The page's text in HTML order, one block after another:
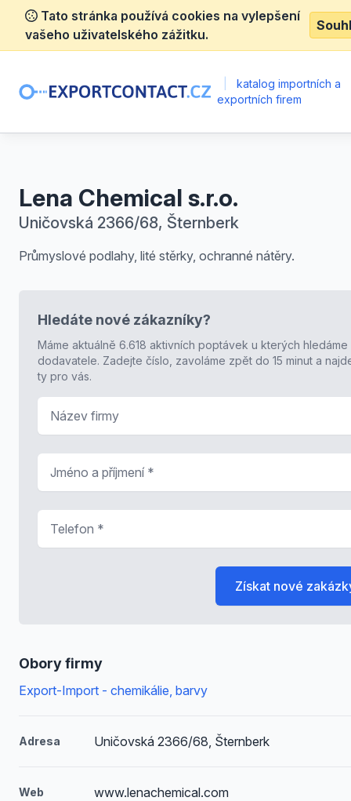
Tato stránka používá cookies na vylepšení
vašeho uživatelského zážitku.
katalog importních a
exportních firem
Lena Chemical s.r.o.
Uničovská 2366/68, Šternberk
Průmyslové podlahy, lité stěrky, ochranné nátěry.
Obory firmy
Export-Import - chemikálie, barvy
Adresa Uničovská 2366/68, Šternberk
Web www.lenachemical.com
Hledáte nové zákazníky?
Máme aktuálně 6.618 aktivních poptávek u kterých hledáme
dodavatele. Zadejte číslo, zavoláme zpět do 15 minut a
ty pro vás.
Získat nové